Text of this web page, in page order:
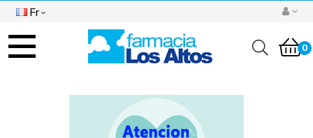
Fr
Basculer
navigation
0